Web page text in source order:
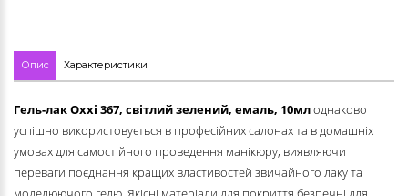
Опис Характеристики
Гель-лак Oxxi 367, світлий зелений, емаль, 10млоднаково
успішно використовується в професійних салонах та в домашніх
умовах для самостійного проведення манікюру, виявляючи
переваги поєднання кращих властивостей звичайного лаку та